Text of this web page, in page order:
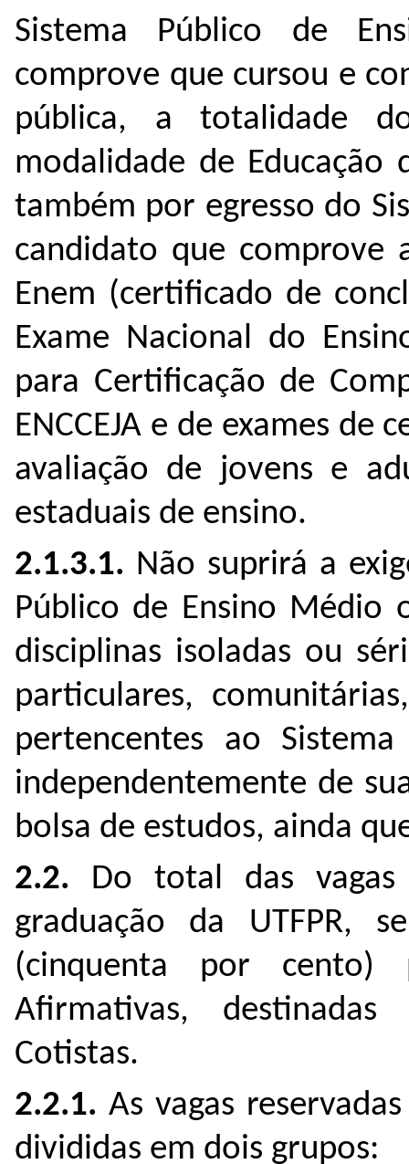
Sistema Público de
comprove que cursou e
pública, a totalidade
modalidade de Educação
também por egresso do
candidato que comprove
Enem (certificado de
Exame Nacional do
para Certificação de
ENCCEJA e de exames
avaliação de jovens e
estaduais de ensino.
2.1.3.1. Não suprirá a
Público de Ensino Médio
disciplinas isoladas ou
particulares,
pertencentes ao
independentemente de
bolsa de estudos, ainda
2.2. Do total das vagas
graduação da UTFPR,
(cinquenta por cento)
Afirmativas,
Cotistas.
2.2.1. As vagas
divididas em dois grupos: